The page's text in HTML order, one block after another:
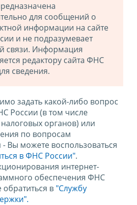
для сообщений о
информации на сайте
и не подразумевает
связи. Информация
редактору сайта ФНС
сведения.
задать какой-либо вопрос
России (в том числе
органов) или
по вопросам
Вы можете воспользоваться
в ФНС России".
интернет-
обеспечения ФНС
в "Службу